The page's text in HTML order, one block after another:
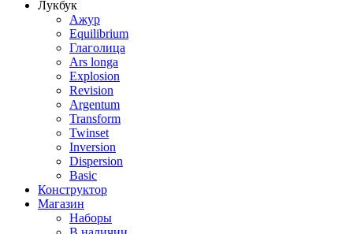
Лукбук
Ажур
Equilibrium
Глаголица
Ars longa
Explosion
Revision
Argentum
Transform
Twinset
Inversion
Dispersion
Basic
Конструктор
Магазин
Наборы